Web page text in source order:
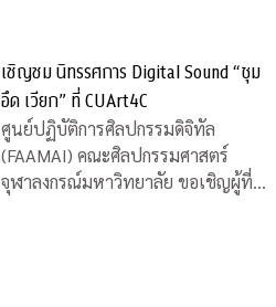
เชิญชม นิทรรศการ Digital Sound “ซุม
อึด เวียก” ที่ CUArt4C
ศูนย์ปฏิบัติการศิลปกรรมดิจิทัล
(FAAMAI) คณะศิลปกรรมศาสตร์
จุฬาลงกรณ์มหาวิทยาลัย ขอเชิญผู้ที่